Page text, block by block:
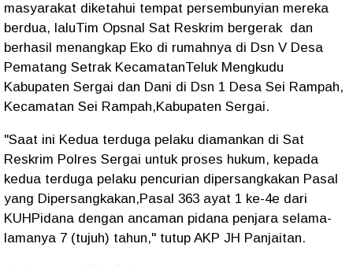
masyarakat diketahui tempat persembunyian mereka
berdua, laluTim Opsnal Sat Reskrim bergerak dan
berhasil menangkap Eko di rumahnya di Dsn V Desa
Pematang Setrak KecamatanTeluk Mengkudu
Kabupaten Sergai dan Dani di Dsn 1 Desa Sei Rampah,
Kecamatan Sei Rampah,Kabupaten Sergai.
"Saat ini Kedua terduga pelaku diamankan di Sat
Reskrim Polres Sergai untuk proses hukum, kepada
kedua terduga pelaku pencurian dipersangkakan Pasal
yang Dipersangkakan,Pasal 363 ayat 1 ke-4e dari
KUHPidana dengan ancaman pidana penjara selama-
lamanya 7 (tujuh) tahun," tutup AKP JH Panjaitan.